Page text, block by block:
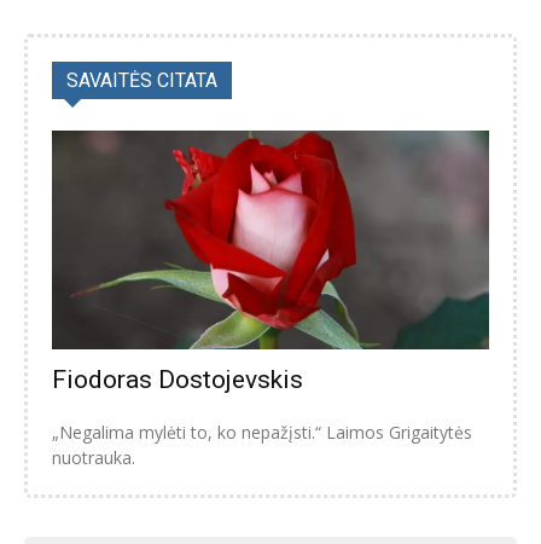
SAVAITĖS CITATA
Fiodoras Dostojevskis
„Negalima mylėti to, ko nepažįsti.“ Laimos Grigaitytės
nuotrauka.